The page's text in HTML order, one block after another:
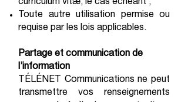
curriculum vitæ, le cas échéant ;
Toute autre utilisation permise ou
requise par les lois applicables.
Partage et communication de
l’information
TÉLÉNET Communications ne peut
transmettre vos renseignements